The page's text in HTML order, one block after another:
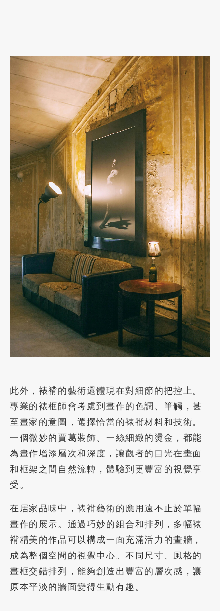
此外，裱褙的藝術還體現在對細節的把控上。
專業的裱框師會考慮到畫作的色調、筆觸，甚
至畫家的意圖，選擇恰當的裱褙材料和技術。
一個微妙的賈葛裝飾、一絲細緻的燙金，都能
為畫作增添層次和深度，讓觀者的目光在畫面
和框架之間自然流轉，體驗到更豐富的視覺享
受。
在居家品味中，裱褙藝術的應用遠不止於單幅
畫作的展示。通過巧妙的組合和排列，多幅裱
褙精美的作品可以構成一面充滿活力的畫牆，
成為整個空間的視覺中心。不同尺寸、風格的
畫框交錯排列，能夠創造出豐富的層次感，讓
原本平淡的牆面變得生動有趣。